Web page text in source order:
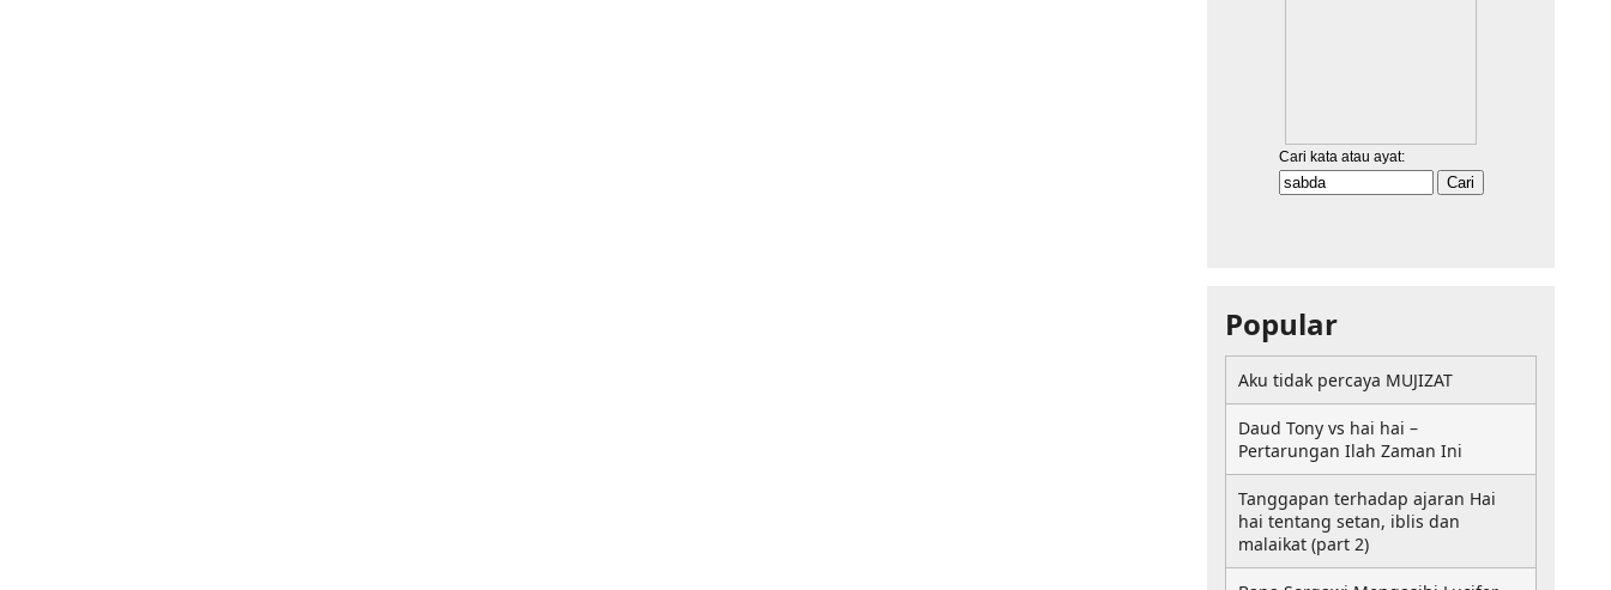
Popular
Aku tidak percaya MUJIZAT
Daud Tony vs hai hai –
Pertarungan Ilah Zaman Ini
Tanggapan terhadap ajaran Hai
hai tentang setan, iblis dan
malaikat (part 2)